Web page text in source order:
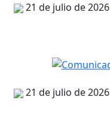
21 de julio de 2026
21 de julio de 2026